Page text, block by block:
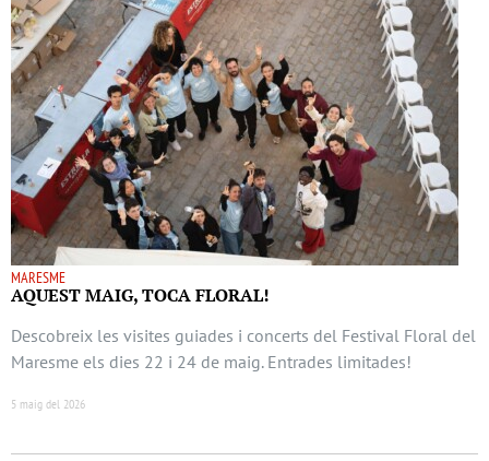
MARESME
AQUEST MAIG, TOCA FLORAL!
Descobreix les visites guiades i concerts del Festival Floral del
Maresme els dies 22 i 24 de maig. Entrades limitades!
5 maig del 2026